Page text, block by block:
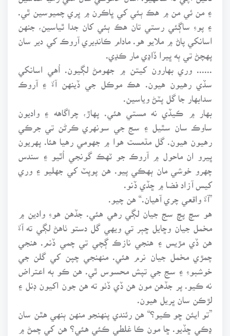
۽ من ئي من ۾ هڪ ٻئي کي ڀاڪرن ۾ ڀري چميوسين ٿي.
۽ پوءِ ساڳئي رستي تان هڪ ٻئي کان جدا ٿياسين، جنهن
اسانکي پاڻ ۾ ملايو هو. مادام ڪانڊيري آروڪ کي دير سان
پهچڻ تي ٻه ڀيرا ڏاڍي مار ڪڍي.
...... وري بهارون کيتن ۾ جهومڻ لڳيون. اُهي اسانکي
سڏي رهيون هيون. هڪ موڪل جي ڏينهن آءٌ ۽ آروڪ
سدابهار جا گل پٽڻ وياسين.
بهار ۾ ڪيڏي نه مستي هئي. پهاڙ، چراگاهه ۽ واديون
ساوڪ سان سٿيل ۽ سج جي سونهري ڪرڻن تي جرڪي
رهيون هيون. گل مڌمست هوا ۾ جهومي رهيا هئا. پهريون
ڀيرو ان ماحول ۾ آروڪ جو ٽهڪ گونجي اُٿيو ۽ سندس
چهرو خوشي مان ٻهڪي پيو. هن پوپٽ کي جهليو ۽ وري
کيس آزاد فضا ۾ ڇڏي ڏنو.
”آءٌ واقعي چري آهيان.“ هن چيو.
هو سچ پچ سج جيان لڳي رهي هئي. جڏهن هوءِ وادين ۾
مخمل جيان وڇايل ڇٻر تي ويهي گل دستو ٺاهڻ لڳي ته آءٌ
هن ڏي مڙيس ۽ هنجي نازڪ ڳچي تي چمي ڏنم. هنجي
چمڙي مخمل جيان نرم هئي. منهنجي چپن کي گلن جي
خوشبوءِ ۽ سج جي تپش محسوس ٿي. هن ڪو به اعتراض
نه ڪيو. پر جڏهن مون هن ڏي ڏٺو ته هن جون اکيون ڊنل ۽
لڙڪن سان ڀريل هيون.
”تو ايئن ڇو ڪيو؟“ هن رئندي پنهنجو منهن ٻنهي هٿن سان
ڍڪي ڇڏيو. ڇا مون ڪا غلطي ڪئي هئي؟ هن کي چمڻ ۾